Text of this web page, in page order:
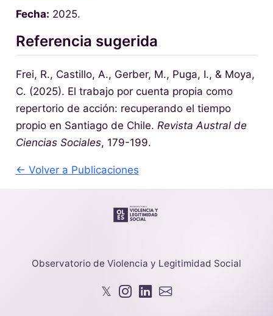
Fecha: 2025.
Referencia sugerida
Frei, R., Castillo, A., Gerber, M., Puga, I., & Moya,
C. (2025). El trabajo por cuenta propia como
repertorio de acción: recuperando el tiempo
propio en Santiago de Chile. Revista Austral de
Ciencias Sociales, 179-199.
← Volver a Publicaciones
Observatorio de Violencia y Legitimidad Social
𝕏